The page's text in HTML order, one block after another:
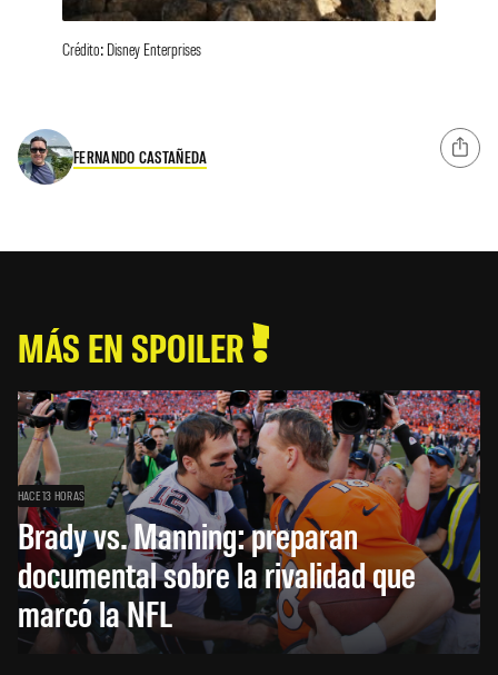
Crédito: Disney Enterprises
FERNANDO CASTAÑEDA
MÁS EN SPOILER
HACE 13 HORAS
Brady vs. Manning: preparan
documental sobre la rivalidad que
marcó la NFL